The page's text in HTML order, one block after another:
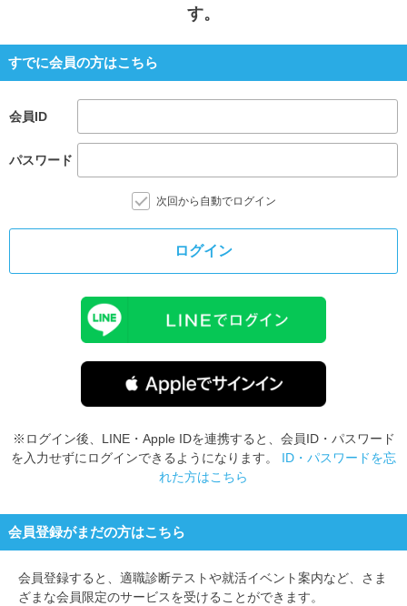
す。
すでに会員の方はこちら
会員ID
パスワード
次回から自動でログイン
ログイン
※ログイン後、LINE・Apple IDを連携すると、会員ID・パスワード
を入力せずにログインできるようになります。 ID・パスワードを忘
れた方はこちら
会員登録がまだの方はこちら
会員登録すると、 適職診断テストや就活イベント案内など、さま
ざまな会員限定のサービスを受けることができます。